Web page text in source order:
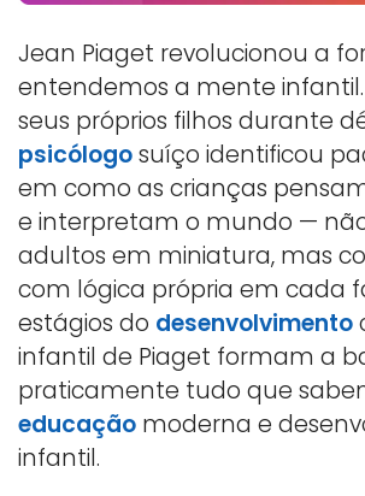
Jean Piaget revolucionou a
entendemos a mente infantil.
seus próprios filhos durante
psicólogosuíço identificou
em como as crianças
e interpretam o mundo —
adultos em miniatura, mas
com lógica própria em cada
estágios do desenvolvimento
infantil de Piaget formam a
praticamente tudo que
educação moderna e
infantil.